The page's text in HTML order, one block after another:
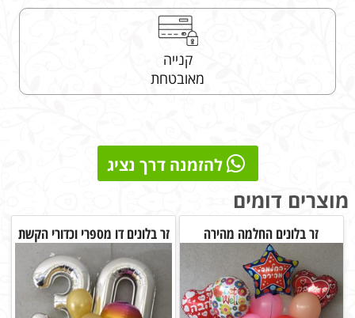
קנייה
מאובטחת
להזמנה דרך נציג
מוצרים דומים
זר בלונים החלמה מהירה זר בלונים דו מספרי וכדורי הקשת